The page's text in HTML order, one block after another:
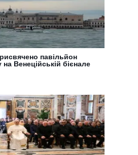
павільйон
Венеційській бієнале